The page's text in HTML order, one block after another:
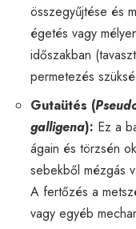
összegyűjtése és
égetés vagy
időszakban
permetezés
Gutaütés (
galligena): Ez a
ágain és törzsén
sebekből mézgás
A fertőzés a
vagy egyéb